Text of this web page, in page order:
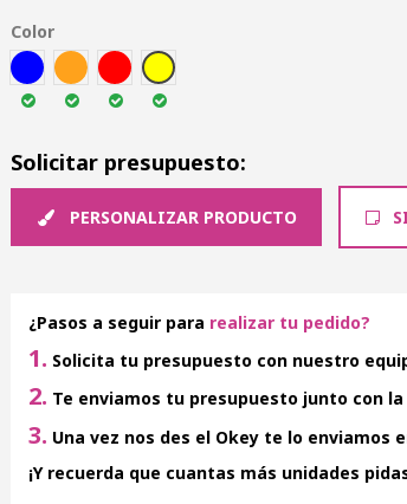
Color
AZUL
NARA ROJ AMA
Solicitar presupuesto:
PERSONALIZAR PRODUCTO
¿Pasos a seguir para realizar tu pedido?
1. Solicita tu presupuesto con nuestro
2. Te enviamos tu presupuesto junto con
3. Una vez nos des el Okey te lo enviamos
¡Y recuerda que cuantas más unidades